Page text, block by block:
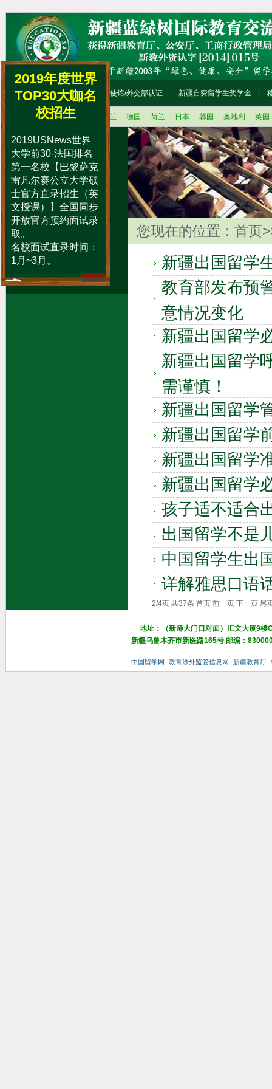
首页 留学咨询流程 使馆/外交部认证 新疆自费留学生奖学金
美国 加拿大 新西兰 德国 荷兰 日本 韩国 奥地利 英国
留学办理程序
留学语言辅导培训
留学动态
国外学历学位认证
留学人员档案存放
中国人才市场
中国国际教育巡回展
留学便礼包
您现在的位置： 首页
新疆出国留学
教育部发布预
意情况变化
新疆出国留学
新疆出国留学
需谨慎！
新疆出国留学
新疆出国留学
新疆出国留学
新疆出国留学
孩子适不适合
出国留学不是
中国留学生出
详解雅思口语
2/4页 共37条 首页 前一页 下一页 尾
地址：（新师大门口对面）汇文大厦9楼
新疆乌鲁木齐市新医路165号 邮编：
中国留学网 教育涉外监管信息网 新疆教育厅
2019年度世界
TOP30大咖名
校招生
2019USNews世界
大学前30-法国排名
第一名校【巴黎萨克
雷凡尔赛公立大学硕
士官方直录招生（英
文授课）】全国同步
开放官方预约面试录
取。
名校面试直录时间：
1月~3月。